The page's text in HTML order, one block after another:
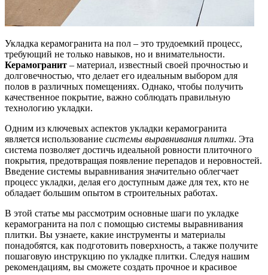
Укладка керамогранита на пол – это трудоемкий процесс,
требующий не только навыков, но и внимательности.
Керамогранит – материал, известный своей прочностью и
долговечностью, что делает его идеальным выбором для
полов в различных помещениях. Однако, чтобы получить
качественное покрытие, важно соблюдать правильную
технологию укладки.
Одним из ключевых аспектов укладки керамогранита
является использование системы выравнивания плитки. Эта
система позволяет достичь идеальной ровности плиточного
покрытия, предотвращая появление перепадов и неровностей.
Введение системы выравнивания значительно облегчает
процесс укладки, делая его доступным даже для тех, кто не
обладает большим опытом в строительных работах.
В этой статье мы рассмотрим основные шаги по укладке
керамогранита на пол с помощью системы выравнивания
плитки. Вы узнаете, какие инструменты и материалы
понадобятся, как подготовить поверхность, а также получите
пошаговую инструкцию по укладке плитки. Следуя нашим
рекомендациям, вы сможете создать прочное и красивое